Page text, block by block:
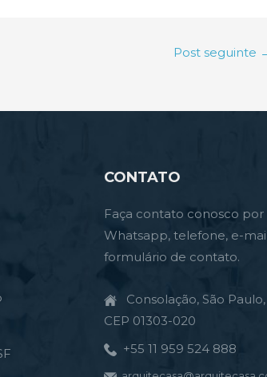
Post seguinte
CONTATO
Faça contato conosco por
Whatsapp, telefone, e-
formulário de contato.
Consolação, São Paulo,
CEP 01303-020
+55 11 959 524 888